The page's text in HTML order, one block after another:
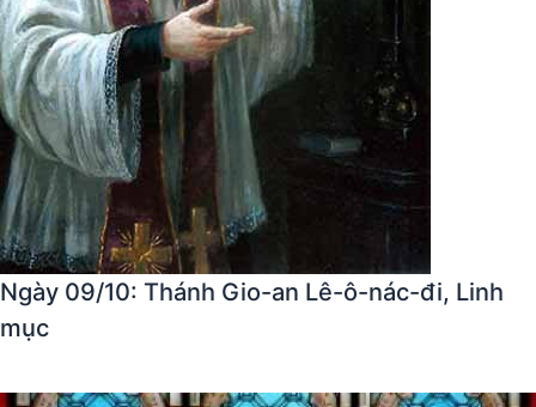
Ngày 09/10: Thánh Gio-an Lê-ô-nác-đi, Linh
mục